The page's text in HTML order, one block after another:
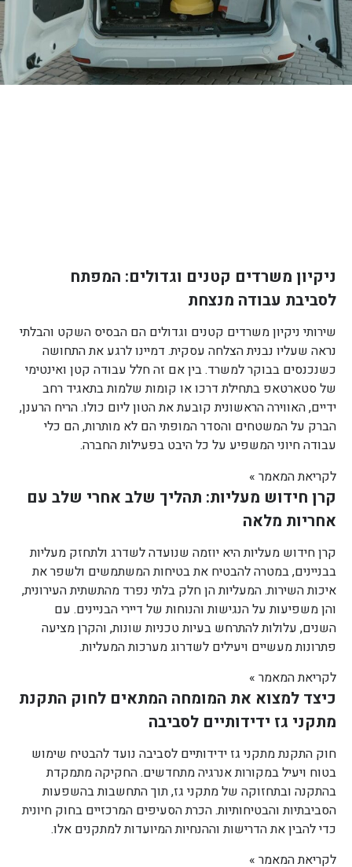
ניקיון משרדים קטנים וגדולים: המפתח
לסביבת עבודה מנצחת
שירותי ניקיון משרדים קטנים וגדולים הם הבסיס השקט והבלתי
נראה שעליו נבנית הצלחה עסקית. דמיינו לרגע את התחושה
כשנכנסים בבוקר למשרד. בין אם זה חלל עבודה קטן ואינטימי
של סטארטאפ בתחילת דרכו או קומות שלמות בתאגיד רחב
ידיים, האווירה הראשונית קובעת את הטון ליום כולו. הריח הרענן,
הברק על המשטחים והסדר המופתי הם לא מותרות, הם כלי
עבודה חיוני המשפיע על כל היבט בפעילות החברה.
לקריאת המאמר »
קרן חידוש מעליות: תהליך שלב אחרי שלב עם
אחריות מלאה
קרן חידוש מעליות היא יוזמה שנועדה לשדרג ולתחזק מעליות
בבניינים, במטרה להבטיח את בטיחות המשתמשים ולשפר את
איכות השירות. המעליות הן חלק בלתי נפרד מהתשתית העירונית,
והן משפיעות על הנגישות והנוחות של דיירי הבניינים. עם
השנים, עלולות להתרחש בעיות טכניות שונות, והקרן מציעה
פתרונות מעשיים ויעילים לשדרוג מערכות המעליות.
לקריאת המאמר »
כיצד למצוא את המומחה המתאים לחוק התקנת
מתקני גז ידידותיים לסביבה
חוק התקנת מתקני גז ידידותיים לסביבה נועד להבטיח שימוש
בטוח ויעיל במקורות אנרגיה מתחדשים. החקיקה מתמקדת
בהתקנה ובתחזוקה של מתקני גז, תוך התחשבות בהשפעות
הסביבתיות והבטיחותיות. הכרת הסעיפים המרכזיים בחוק חיונית
כדי להבין את הדרישות וההנחיות המיועדות למתקנים אלו.
לקריאת המאמר »